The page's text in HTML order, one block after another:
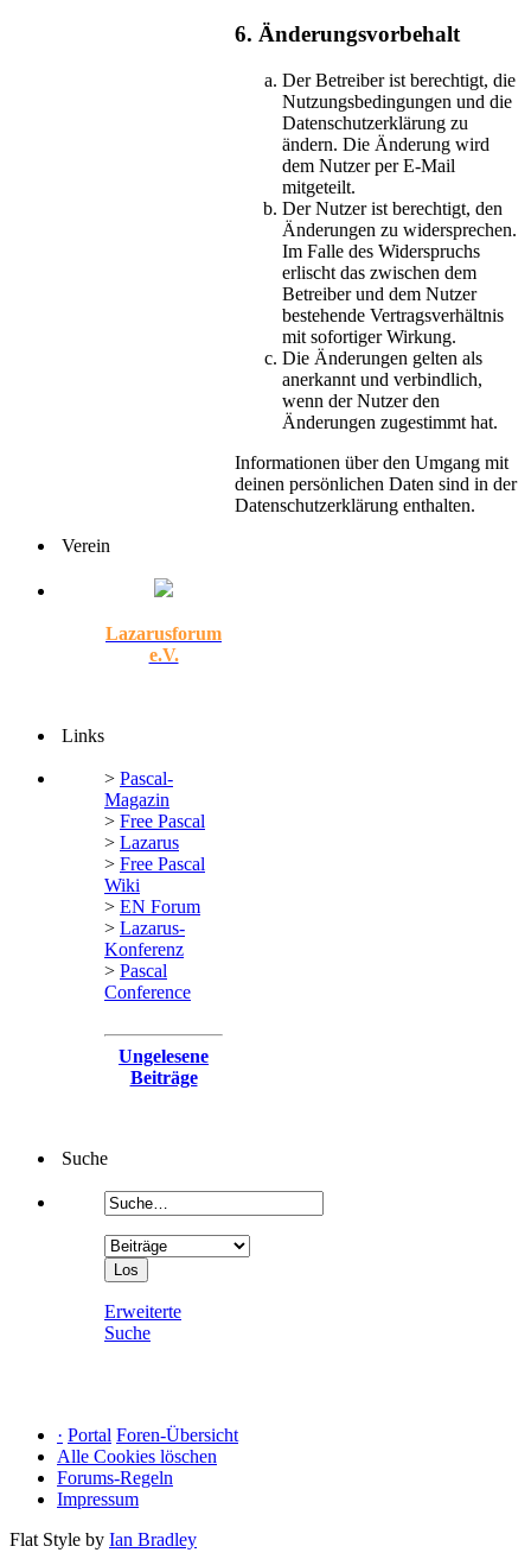
6. Änderungsvorbehalt
Der Betreiber ist berechtigt, die
Nutzungsbedingungen und die
Datenschutzerklärung zu
ändern. Die Änderung wird
dem Nutzer per E-Mail
mitgeteilt.
Der Nutzer ist berechtigt, den
Änderungen zu widersprechen.
Im Falle des Widerspruchs
erlischt das zwischen dem
Betreiber und dem Nutzer
bestehende Vertragsverhältnis
mit sofortiger Wirkung.
Die Änderungen gelten als
anerkannt und verbindlich,
wenn der Nutzer den
Änderungen zugestimmt hat.
Informationen über den Umgang mit
deinen persönlichen Daten sind in der
Datenschutzerklärung enthalten.
Verein
Lazarusforum
e.V.
Links
> Pascal-
Magazin
> Free Pascal
> Lazarus
> Free Pascal
Wiki
> EN Forum
> Lazarus-
Konferenz
> Pascal
Conference
Ungelesene
Beiträge
Suche
Erweiterte
Suche
· Portal Foren-Übersicht
Alle Cookies löschen
Forums-Regeln
Impressum
Flat Style by Ian Bradley